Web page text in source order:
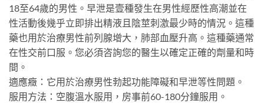
18至64歲的男性。早泄是壹種發生在男性經歷性高潮並在
性活動後幾乎立即排出精液且陰莖刺激最少時的情況。這種
藥也用於治療男性前列腺增大，肺部血壓升高。這種藥通常
在性交前口服。您必須咨詢您的醫生以確定正確的劑量和時
間。
適應癥：它用於治療男性勃起功能障礙和早泄等性問題。
服用方法：空腹溫水服用，房事前60-180分鐘服用。